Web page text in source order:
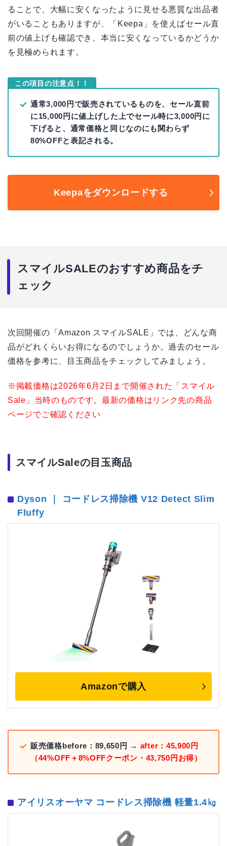
ることで、大幅に安くなったように見せる悪質な出品者
がいることもありますが、「Keepa」を使えばセール直
前の値上げも確認でき、本当に安くなっているかどうか
を見極められます。
この項目の注意点！！
通常3,000円で販売されているものを、セール直前
に15,000円に値上げした上でセール時に3,000円に
下げると、通常価格と同じなのにも関わらず
80%OFFと表記される。
Keepaをダウンロードする
スマイルSALEのおすすめ商品をチ
ェック
次回開催の「Amazon スマイルSALE」では、どんな商
品がどれくらいお得になるのでしょうか。過去のセール
価格を参考に、目玉商品をチェックしてみましょう。
※掲載価格は2026年6月2日まで開催された「スマイル
Sale」当時のものです。最新の価格はリンク先の商品
ページでご確認ください
スマイルSaleの目玉商品
Dyson ｜ コードレス掃除機 V12 Detect Slim
Fluffy
Amazonで購入
販売価格before：89,650円 → after：45,900円
（44%OFF＋8%OFFクーポン・43,750円お得）
アイリスオーヤマ コードレス掃除機 軽量1.4㎏